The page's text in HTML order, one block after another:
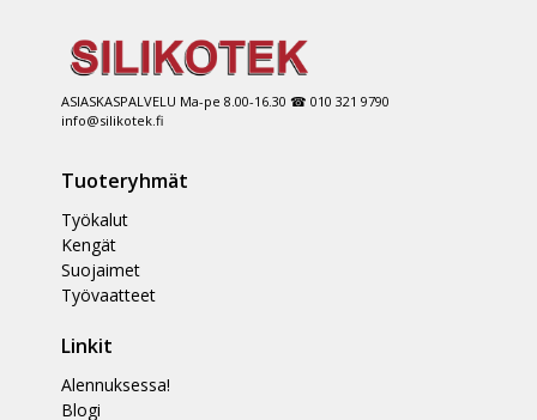
ASIASKASPALVELU Ma-pe 8.00-16.30 ☎ 010 321 9790
info@silikotek.fi
Tuoteryhmät
Työkalut
Kengät
Suojaimet
Työvaatteet
Linkit
Alennuksessa!
Blogi